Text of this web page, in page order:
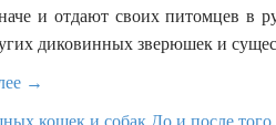
и отдают своих питомцев в
диковинных зверюшек и
→